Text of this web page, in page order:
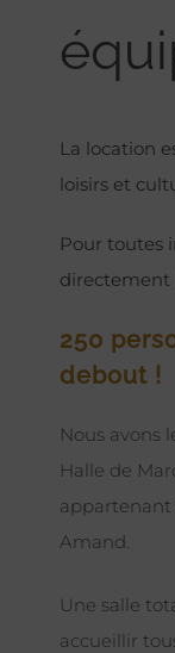
La location
loisirs et
Pour toutes
directement
250
debout !
Nous avons
Halle de
appartenant
Amand.
Une salle
accueillir